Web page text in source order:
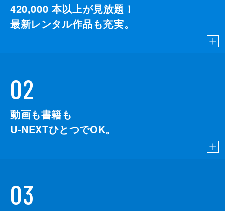
420,000 本以上が見放題！
最新レンタル作品も充実。
02
動画も書籍も
U-NEXTひとつでOK。
03